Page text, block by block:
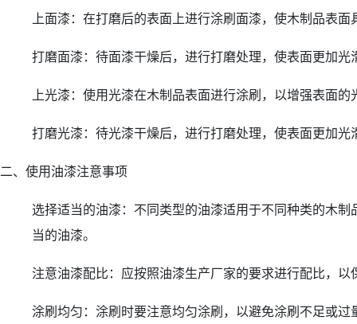
上面漆：在打磨后的表面上进行涂刷面漆，使木制品表面
打磨面漆：待面漆干燥后，进行打磨处理，使表面更加光
上光漆：使用光漆在木制品表面进行涂刷，以增强表面的
打磨光漆：待光漆干燥后，进行打磨处理，使表面更加光
二、使用油漆注意事项
选择适当的油漆：不同类型的油漆适用于不同种类的木制
当的油漆。
注意油漆配比：应按照油漆生产厂家的要求进行配比，以
涂刷均匀：涂刷时要注意均匀涂刷，以避免涂刷不足或过